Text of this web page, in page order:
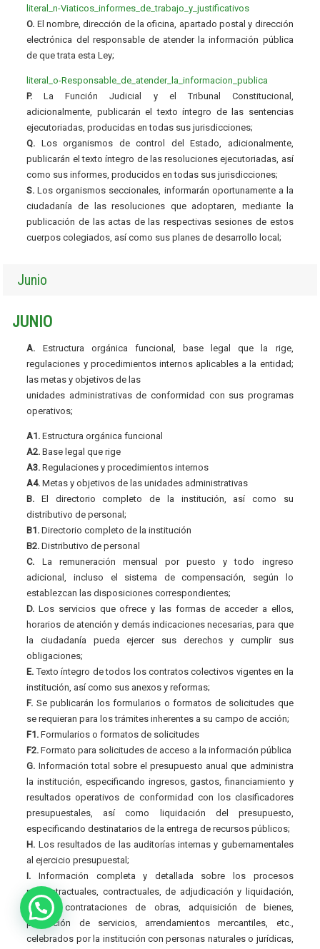
literal_n-Viaticos_informes_de_trabajo_y_justificativos
O. El nombre, dirección de la oficina, apartado postal y dirección
electrónica del responsable de atender la información pública
de que trata esta Ley;
literal_o-Responsable_de_atender_la_informacion_publica
P. La Función Judicial y el Tribunal Constitucional,
adicionalmente, publicarán el texto íntegro de las sentencias
ejecutoriadas, producidas en todas sus jurisdicciones;
Q. Los organismos de control del Estado, adicionalmente,
publicarán el texto íntegro de las resoluciones ejecutoriadas, así
como sus informes, producidos en todas sus jurisdicciones;
S. Los organismos seccionales, informarán oportunamente a la
ciudadanía de las resoluciones que adoptaren, mediante la
publicación de las actas de las respectivas sesiones de estos
cuerpos colegiados, así como sus planes de desarrollo local;
Junio
JUNIO
A. Estructura orgánica funcional, base legal que la rige,
regulaciones y procedimientos internos aplicables a la entidad;
las metas y objetivos de las
unidades administrativas de conformidad con sus programas
operativos;
A1. Estructura orgánica funcional
A2. Base legal que rige
A3. Regulaciones y procedimientos internos
A4. Metas y objetivos de las unidades administrativas
B. El directorio completo de la institución, así como su
distributivo de personal;
B1. Directorio completo de la institución
B2. Distributivo de personal
C. La remuneración mensual por puesto y todo ingreso
adicional, incluso el sistema de compensación, según lo
establezcan las disposiciones correspondientes;
D. Los servicios que ofrece y las formas de acceder a ellos,
horarios de atención y demás indicaciones necesarias, para que
la ciudadanía pueda ejercer sus derechos y cumplir sus
obligaciones;
E. Texto íntegro de todos los contratos colectivos vigentes en la
institución, así como sus anexos y reformas;
F. Se publicarán los formularios o formatos de solicitudes que
se requieran para los trámites inherentes a su campo de acción;
F1. Formularios o formatos de solicitudes
F2. Formato para solicitudes de acceso a la información pública
G. Información total sobre el presupuesto anual que administra
la institución, especificando ingresos, gastos, financiamiento y
resultados operativos de conformidad con los clasificadores
presupuestales, así como liquidación del presupuesto,
especificando destinatarios de la entrega de recursos públicos;
H. Los resultados de las auditorías internas y gubernamentales
al ejercicio presupuestal;
I. Información completa y detallada sobre los procesos
precontractuales, contractuales, de adjudicación y liquidación,
de las contrataciones de obras, adquisición de bienes,
prestación de servicios, arrendamientos mercantiles, etc.,
celebrados por la institución con personas naturales o jurídicas,